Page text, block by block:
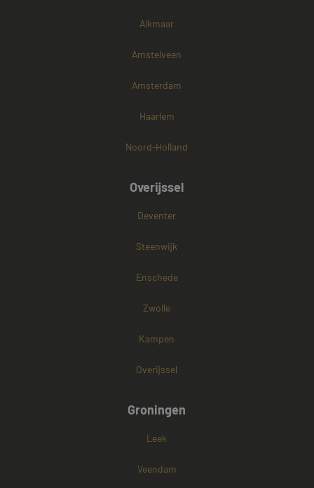
Alkmaar
Amstelveen
Amsterdam
Haarlem
Noord-Holland
Overijssel
Deventer
Steenwijk
Enschede
Zwolle
Kampen
Overijssel
Groningen
Leek
Veendam